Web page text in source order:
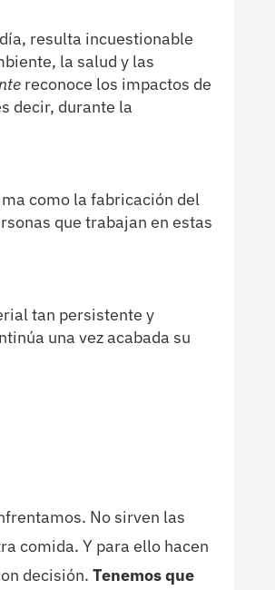
resulta incuestionable
la salud y las
reconoce los impactos de
decir, durante la
como la fabricación del
que trabajan en estas
tan persistente y
una vez acabada su
No sirven las
comida. Y para ello hacen
decisión. Tenemos que